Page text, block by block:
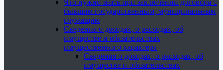
Что нужно знать при заключении договора с
бывшим государственным, муниципальным
служащим
Сведения о доходах, о расходах, об
имуществе и обязательствах
имущественного характера
Сведения о доходах, о расходах, об
имуществе и обязательствах